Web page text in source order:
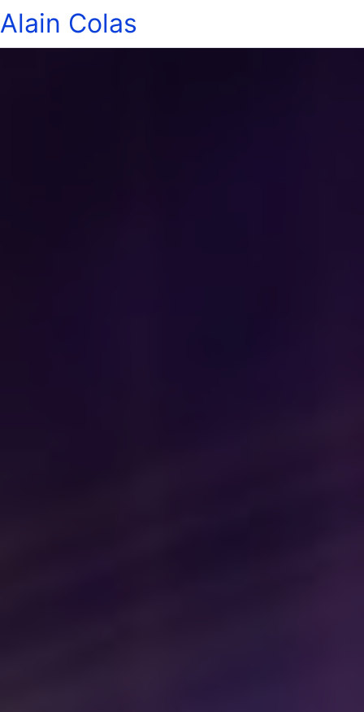
Alain Colas